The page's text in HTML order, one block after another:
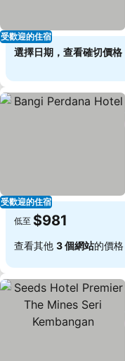
受歡迎的住宿
選擇日期，查看確切價格
受歡迎的住宿
低至 $981
查看其他 3 個網站的價格